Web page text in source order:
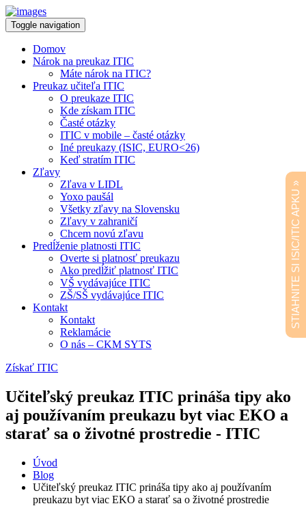
Toggle navigation
Domov
Nárok na preukaz ITIC
Máte nárok na ITIC?
Preukaz učiteľa ITIC
O preukaze ITIC
Kde získam ITIC
Časté otázky
ITIC v mobile – časté otázky
Iné preukazy (ISIC, EURO<26)
Keď stratím ITIC
Zľavy
Zľava v LIDL
Yoxo paušál
Všetky zľavy na Slovensku
Zľavy v zahraničí
Chcem novú zľavu
Predĺženie platnosti ITIC
Overte si platnosť preukazu
Ako predĺžiť platnosť ITIC
VŠ vydávajúce ITIC
ZŠ/SŠ vydávajúce ITIC
Kontakt
Kontakt
Reklamácie
O nás – CKM SYTS
Získať ITIC
Učiteľský preukaz ITIC prináša tipy ako
aj používaním preukazu byt viac EKO a
starať sa o životné prostredie - ITIC
Úvod
Blog
Učiteľský preukaz ITIC prináša tipy ako aj používaním
preukazu byt viac EKO a starať sa o životné prostredie
STIAHNITE SI ISIC/ITIC APKU »